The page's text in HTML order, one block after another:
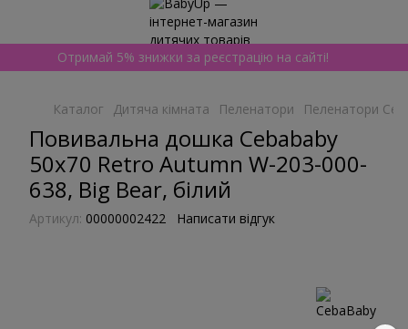
Отримай 5% знижки за реєстрацію на сайті!
Каталог Дитяча кімната Пеленатори Пеленатори
Повивальна дошка Cebababy
50x70 Retro Autumn W-203-000-
638, Big Bear, білий
Артикул: 00000002422 Написати відгук